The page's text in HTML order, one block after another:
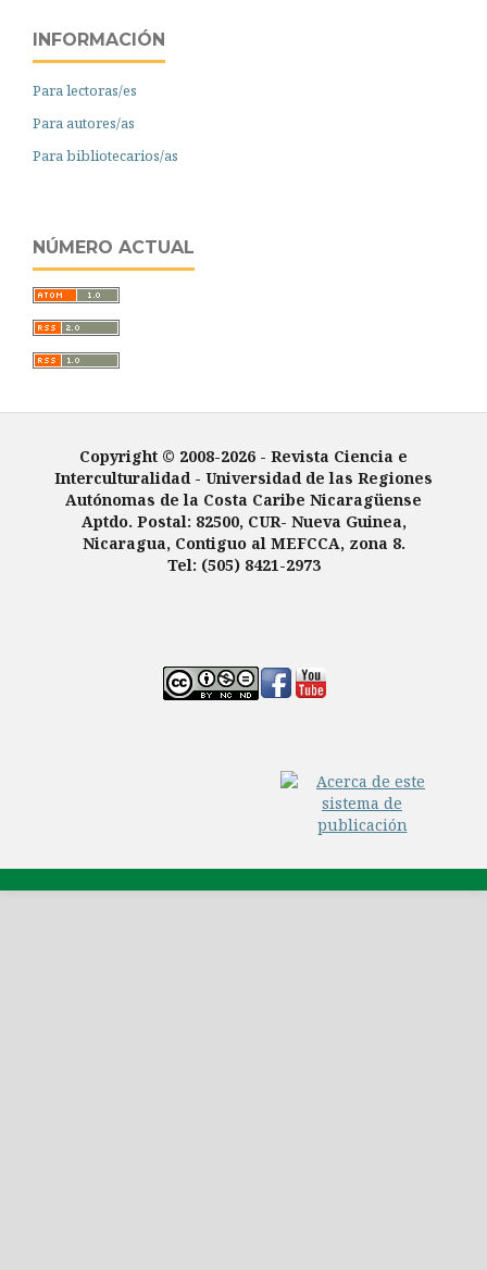
INFORMACIÓN
Para lectoras/es
Para autores/as
Para bibliotecarios/as
NÚMERO ACTUAL
Copyright © 2008-2026 - Revista Ciencia e
Interculturalidad - Universidad de las Regiones
Autónomas de la Costa Caribe Nicaragüense
Aptdo. Postal: 82500, CUR- Nueva Guinea,
Nicaragua, Contiguo al MEFCCA, zona 8.
Tel: (505) 8421-2973